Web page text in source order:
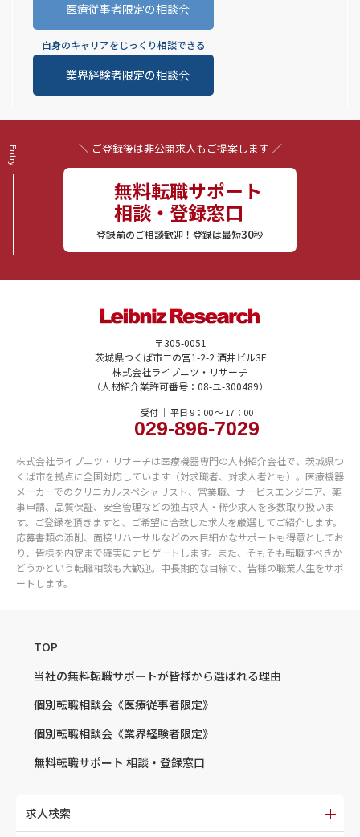
医療従事者限定の相談会
自身のキャリアをじっくり相談できる
業界経験者限定の相談会
＼ ご登録後は非公開求人もご提案します ／
無料転職サポート
相談・登録窓口
登録前のご相談歓迎！登録は最短30秒
〒305-0051
茨城県つくば市二の宮1-2-2 酒井ビル3F
株式会社ライプニツ・リサーチ
（人材紹介業許可番号：08-ユ-300489）
受付 ｜ 平日 9：00 〜 17：00
029-896-7029
株式会社ライプニツ・リサーチは医療機器専門の人材紹介会社で、茨城県つ
くば市を拠点に全国対応しています（対求職者、対求人者とも）。医療機器
メーカーでのクリニカルスペシャリスト、営業職、サービスエンジニア、薬
事申請、品質保証、安全管理などの独占求人・稀少求人を多数取り扱いま
す。ご登録を頂きますと、ご希望に合致した求人を厳選してご紹介します。
応募書類の添削、面接リハーサルなどの木目細かなサポートも得意としてお
り、皆様を内定まで確実にナビゲートします。また、そもそも転職すべきか
どうかという転職相談も大歓迎。中長期的な目線で、皆様の職業人生をサポ
ートします。
TOP
当社の無料転職サポートが皆様から選ばれる理由
個別転職相談会 《医療従事者限定》
個別転職相談会 《業界経験者限定》
無料転職サポート 相談・登録窓口
求人検索